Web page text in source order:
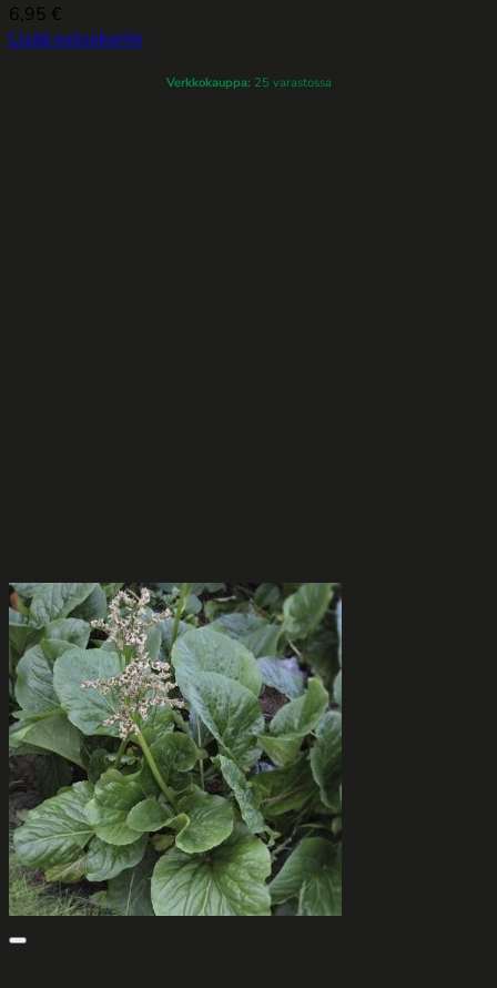
6,95 €
Lisää ostoskoriin
Verkkokauppa: 25 varastossa